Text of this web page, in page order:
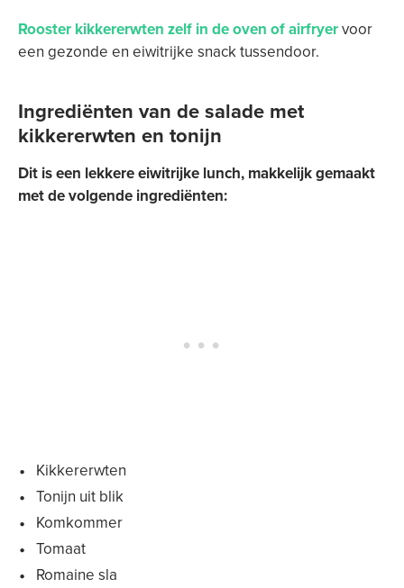
Rooster kikkererwten zelf in de oven of airfryervoor
een gezonde en eiwitrijke snack tussendoor.
Ingrediënten van de salade met
kikkererwten en tonijn
Dit is een lekkere eiwitrijke lunch, makkelijk gemaakt
met de volgende ingrediënten:
Kikkererwten
Tonijn uit blik
Komkommer
Tomaat
Romaine sla